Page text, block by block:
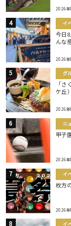
2026年
イ
今日
んな
2026年
グ
「
ケ丘
2026年
ニ
甲子
2026年
イ
枚方
2026年
イ